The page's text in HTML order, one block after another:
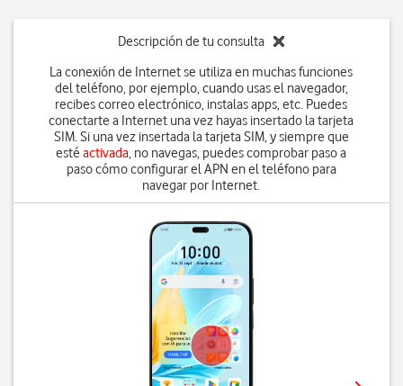
Descripción de tu consulta
La conexión de Internet se utiliza en muchas funciones
del teléfono, por ejemplo, cuando usas el navegador,
recibes correo electrónico, instalas apps, etc. Puedes
conectarte a Internet una vez hayas insertado la tarjeta
SIM. Si una vez insertada la tarjeta SIM, y siempre que
estéactivada, no navegas, puedes comprobar paso a
paso cómo configurar el APN en el teléfono para
navegar por Internet.